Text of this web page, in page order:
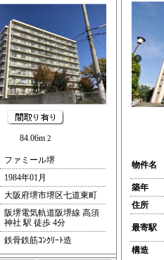
84.06m 2
ファミール堺
1984年01月
大阪府堺市堺区七道東町
阪堺電気軌道阪堺線 高須
神社 駅 徒歩 4分
鉄骨鉄筋ｺﾝｸﾘｰﾄ造
物件名
築年
住所
最寄駅
構造